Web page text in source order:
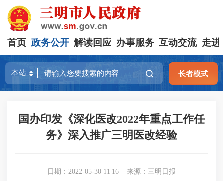
首页 政务公开 解读回应 办事服务 互动交流 走进
长者模式
国办印发《深化医改2022年重点工作任
务》深入推广三明医改经验
日期：2022-05-30 11:16 来源：三明日报